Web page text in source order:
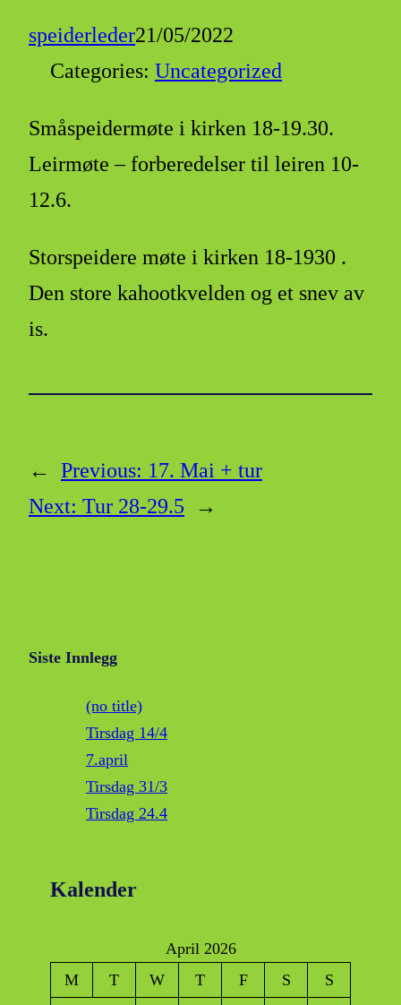
speiderleder21/05/2022
Categories: Uncategorized
Småspeidermøte i kirken 18-19.30.
Leirmøte – forberedelser til leiren 10-
12.6.
Storspeidere møte i kirken 18-1930 .
Den store kahootkvelden og et snev av
is.
← Previous: 17. Mai + tur
Next: Tur 28-29.5 →
Siste Innlegg
(no title)
Tirsdag 14/4
7.april
Tirsdag 31/3
Tirsdag 24.4
Kalender
April 2026
M
T W T F S
S